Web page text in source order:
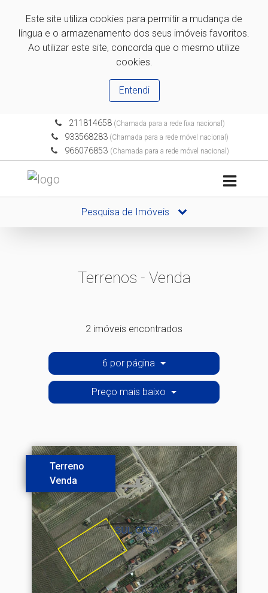
Este site utiliza cookies para permitir a mudança de
língua e o armazenamento dos seus imóveis favoritos.
Ao utilizar este site, concorda que o mesmo utilize
cookies.
Entendi
211814658(Chamada para a rede fixa nacional)
933568283 (Chamada para a rede móvel nacional)
966076853 (Chamada para a rede móvel nacional)
Pesquisa de Imóveis
Terrenos - Venda
2 imóveis encontrados
6 por página
Preço mais baixo
Terreno
Venda